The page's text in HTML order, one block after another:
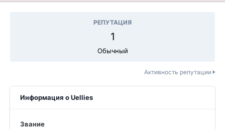
РЕПУТАЦИЯ
1
Обычный
Активность репутации
Информация о Uellies
Звание